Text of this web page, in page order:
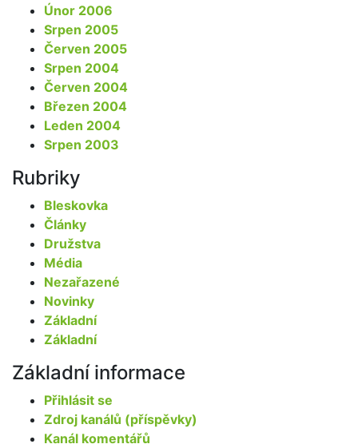
Únor 2006
Srpen 2005
Červen 2005
Srpen 2004
Červen 2004
Březen 2004
Leden 2004
Srpen 2003
Rubriky
Bleskovka
Články
Družstva
Média
Nezařazené
Novinky
Základní
Základní
Základní informace
Přihlásit se
Zdroj kanálů (příspěvky)
Kanál komentářů